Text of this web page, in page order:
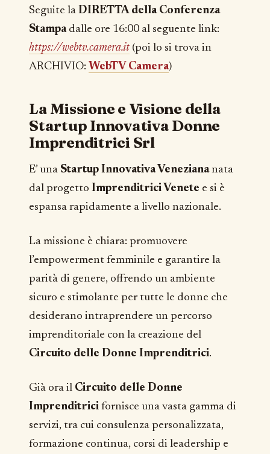
Seguite la DIRETTA della Conferenza
Stampadalle ore 16:00 al seguente link:
https://webtv.camera.it (poi lo si trova in
ARCHIVIO: WebTV Camera)
La Missione e Visione della
Startup Innovativa Donne
Imprenditrici Srl
E’ una Startup Innovativa Veneziananata
dal progetto Imprenditrici Venete e si è
espansa rapidamente a livello nazionale.
La missione è chiara: promuovere
l’empowerment femminile e garantire la
parità di genere, offrendo un ambiente
sicuro e stimolante per tutte le donne che
desiderano intraprendere un percorso
imprenditoriale con la creazione del
Circuito delle Donne Imprenditrici.
Già ora il Circuito delle Donne
Imprenditrici fornisce una vasta gamma di
servizi, tra cui consulenza personalizzata,
formazione continua, corsi di leadership e